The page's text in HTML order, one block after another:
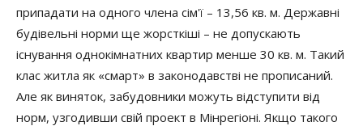
припадати на одного члена сім'ї – 13,56 кв. м. Державні
будівельні норми ще жорсткіші – не допускають
існування однокімнатних квартир менше 30 кв. м. Такий
клас житла як «смарт» в законодавстві не прописаний.
Але як виняток, забудовники можуть відступити від
норм, узгодивши свій проект в Мінрегіоні. Якщо такого